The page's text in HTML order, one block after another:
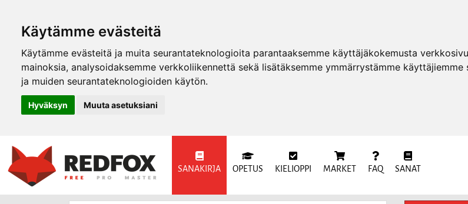
Käytämme evästeitä
Käytämme evästeitä ja muita seurantateknologioita parantaaksemme käyttäjäkokemusta
mainoksia, analysoidaksemme verkkoliikennettä sekä lisätäksemme ymmärrystämme
ja muiden seurantateknologioiden käytön.
Hyväksyn Muuta asetuksiani
SANAKIRJA OPETUS KIELIOPPI MARKET FAQ SANAT